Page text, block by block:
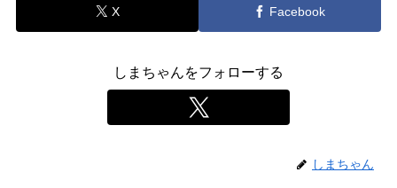
X Facebook
しまちゃんをフォローする
しまちゃん